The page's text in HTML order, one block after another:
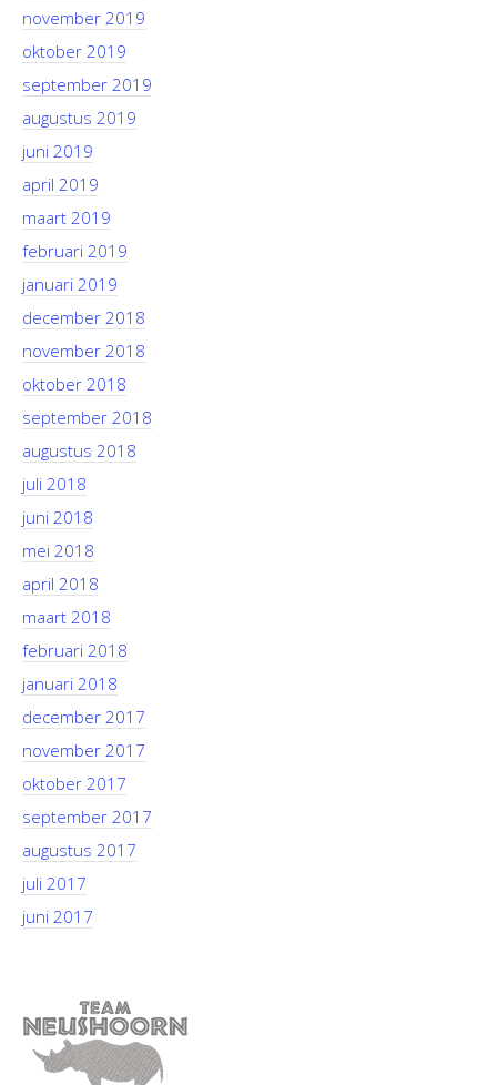
november 2019
oktober 2019
september 2019
augustus 2019
juni 2019
april 2019
maart 2019
februari 2019
januari 2019
december 2018
november 2018
oktober 2018
september 2018
augustus 2018
juli 2018
juni 2018
mei 2018
april 2018
maart 2018
februari 2018
januari 2018
december 2017
november 2017
oktober 2017
september 2017
augustus 2017
juli 2017
juni 2017